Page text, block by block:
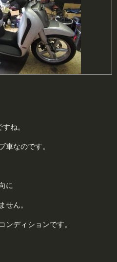
すね。
車なのです。
に
せん。
ンディションです。